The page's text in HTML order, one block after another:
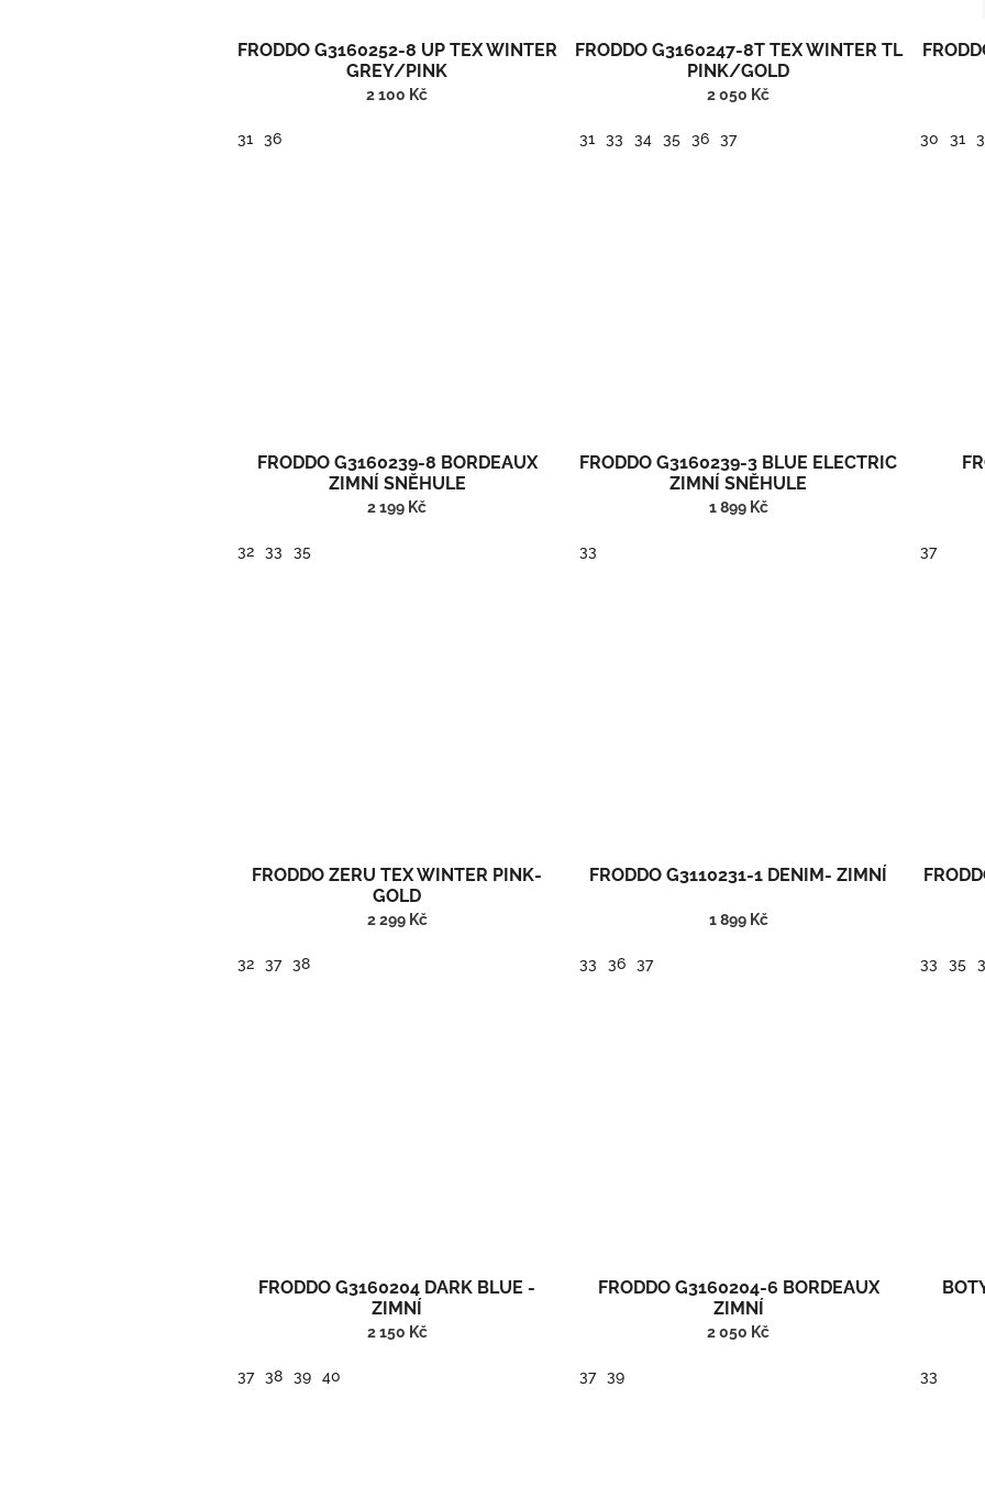
FRODDO G3160252-8 UP TEX WINTER
GREY/PINK
2 100 Kč
31 36
FRODDO G3160247-8T TEX WINTER TL
PINK/GOLD
2 050 Kč
31 33 34 35 36 37 30 31
FRODDO G3160239-8 BORDEAUX
ZIMNÍ SNĚHULE
2 199 Kč
32 33 35
FRODDO G3160239-3 BLUE ELECTRIC
ZIMNÍ SNĚHULE
1 899 Kč
33 37
FRODDO ZERU TEX WINTER PINK-
GOLD
2 299 Kč
32 37 38
FRODDO G3110231-1 DENIM- ZIMNÍ
1 899 Kč
33 36 37 33 35
FRODDO G3160204 DARK BLUE -
ZIMNÍ
2 150 Kč
37 38 39 40
FRODDO G3160204-6 BORDEAUX
ZIMNÍ
2 050 Kč
37 39 33